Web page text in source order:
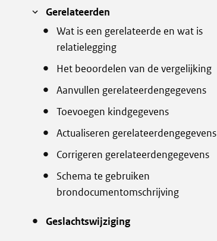
Gerelateerden
Wat is een gerelateerde en wat is
relatielegging
Het beoordelen van de vergelijking
Aanvullen gerelateerdengegevens
Toevoegen kindgegevens
Actualiseren gerelateerdengegevens
Corrigeren gerelateerdengegevens
Schema te gebruiken
brondocumentomschrijving
Geslachtswijziging